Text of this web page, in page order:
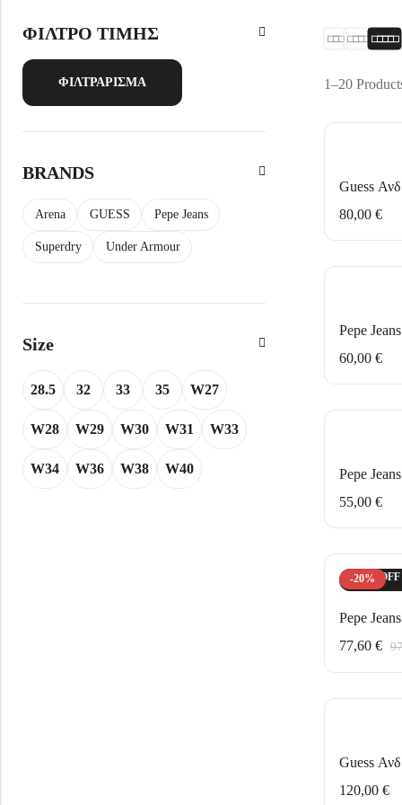
1–20
80,00 €
60,00 €
55,00 €
-20%
HOT SALE 20%OFF
77,60 €
120,00 €
ΦΙΛΤΡΟ ΤΙΜΗΣ
ΦΙΛΤΡΆΡΙΣΜΑ
BRANDS
Arena GUESS Pepe Jeans
Superdry Under Armour
Size
28.5 32 33 35 W27
W28 W29 W30 W31 W33
W34 W36 W38 W40
Ποδοσφαιρικά
Πέδιλα
Παπούτσια
Μπάλες Ποδοσφαίρου
Μπάλες Μπάσκετ
Μπάλες Volley
Σκουφάκια
Σακίδια πλάτης